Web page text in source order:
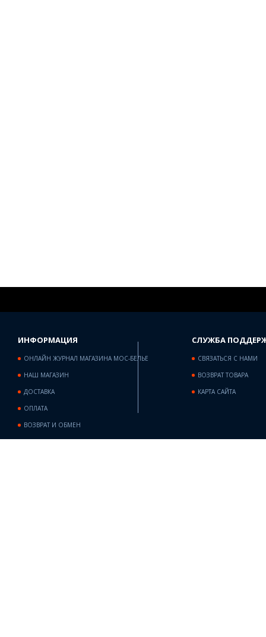
ИНФОРМАЦИЯ
ОНЛАЙН ЖУРНАЛ МАГАЗИНА МОС-БЕЛЬЕ
НАШ МАГАЗИН
ДОСТАВКА
ОПЛАТА
ВОЗВРАТ И ОБМЕН
СЛУЖБА
СВЯЗАТЬСЯ С НАМИ
ВОЗВРАТ ТОВАРА
КАРТА САЙТА